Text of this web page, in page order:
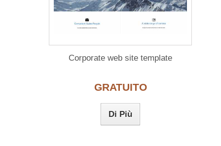
Corporate web site template
GRATUITO
Di Più